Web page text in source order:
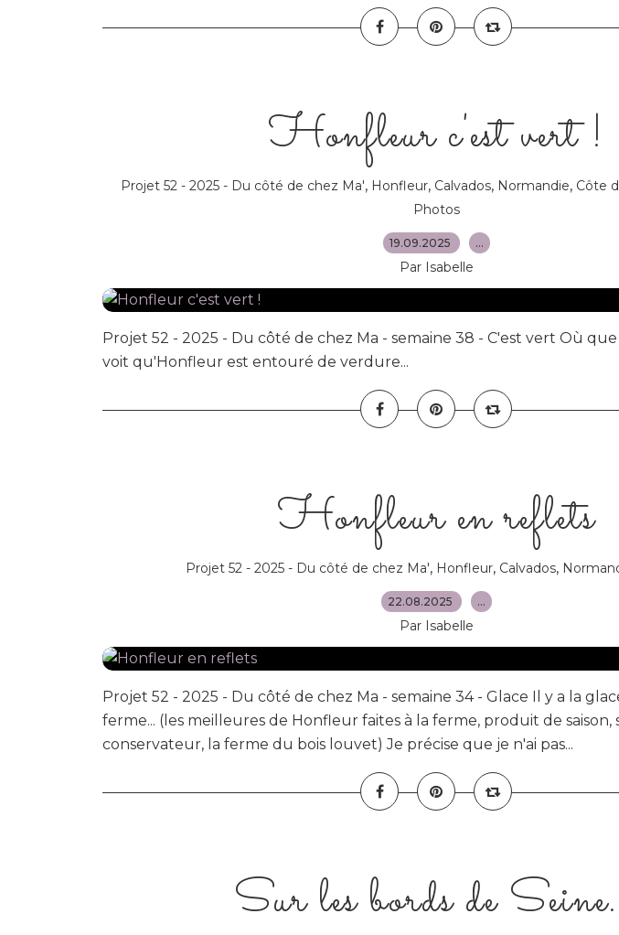
Honfleur c'est vert !
Projet 52 - 2025 - Du côté de chez Ma', Honfleur, Calvados, Normandie, Côte
Photos
19.09.2025 …
Par Isabelle
Projet 52 - 2025 - Du côté de chez Ma - semaine 38 - C'est vert Où
voit qu'Honfleur est entouré de verdure...
Honfleur en reflets
Projet 52 - 2025 - Du côté de chez Ma', Honfleur, Calvados,
22.08.2025 …
Par Isabelle
Projet 52 - 2025 - Du côté de chez Ma - semaine 34 - Glace Il y a la
ferme... (les meilleures de Honfleur faites à la ferme, produit de saison,
conservateur, la ferme du bois louvet) Je précise que je n'ai pas...
Sur les bords de